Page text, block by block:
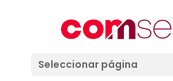
Seleccionar página